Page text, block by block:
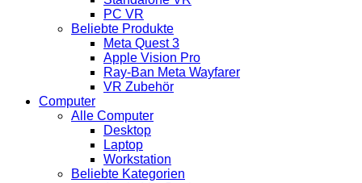
PC VR
Beliebte Produkte
Meta Quest 3
Apple Vision Pro
Ray-Ban Meta Wayfarer
VR Zubehör
Computer
Alle Computer
Desktop
Laptop
Workstation
Beliebte Kategorien